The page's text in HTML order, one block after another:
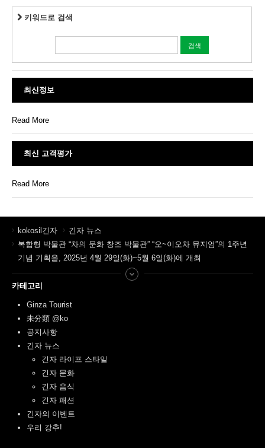
키워드로 검색
최신정보
Read More
최신 고객평가
Read More
kokosil긴자
긴자 뉴스
복합형 박물관 “차의 문화 창조 박물관” “오~이오차 뮤지엄”의 1주년
기념 기획을, 2025년 4월 29일(화)~5월 6일(화)에 개최
카테고리
Ginza Tourist
未分類 @ko
공지사항
긴자 뉴스
긴자 라이프 스타일
긴자 문화
긴자 음식
긴자 패션
긴자의 이벤트
우리 강추!